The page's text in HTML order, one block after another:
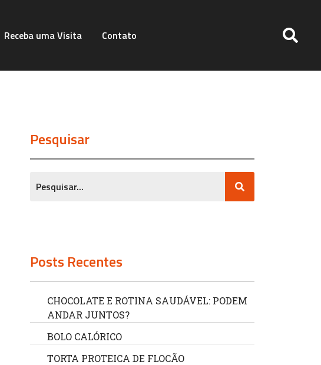
Receba uma Visita Contato
Pesquisar
Posts Recentes
CHOCOLATE E ROTINA SAUDÁVEL: PODEM
ANDAR JUNTOS?
BOLO CALÓRICO
TORTA PROTEICA DE FLOCÃO